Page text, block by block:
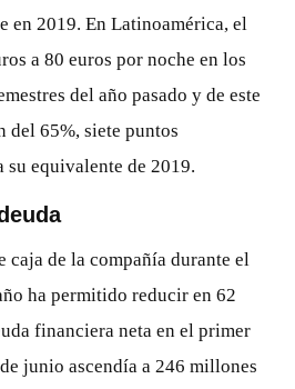
en 2019. En Latinoamérica, el
a 80 euros por noche en los
del año pasado y de este
del 65%, siete puntos
su equivalente de 2019.
caja de la compañía durante el
ha permitido reducir en 62
financiera neta en el primer
junio ascendía a 246 millones